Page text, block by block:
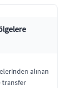
alınan
transfer